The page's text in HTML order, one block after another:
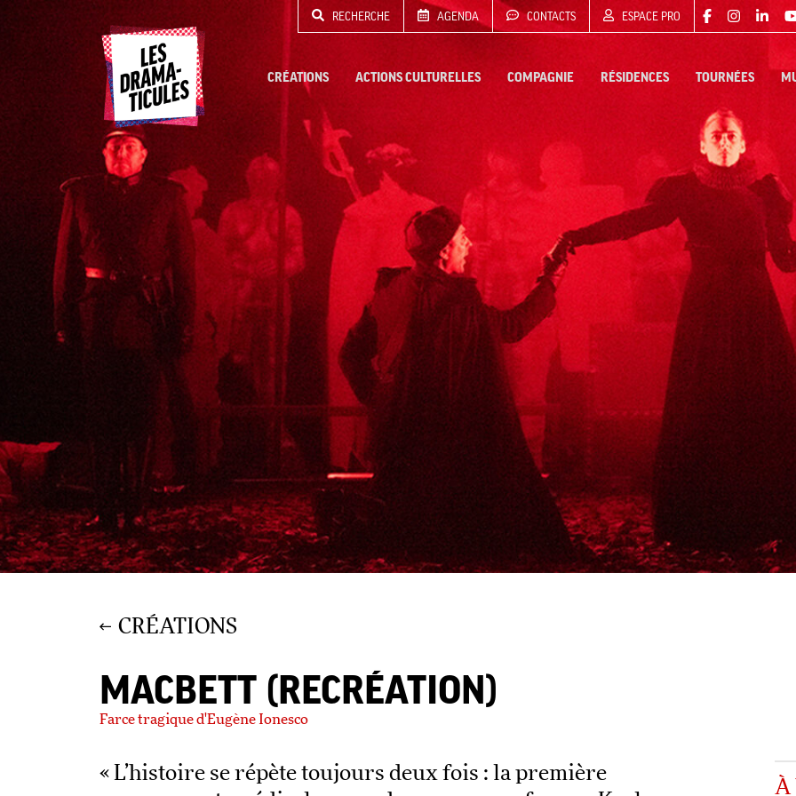
RECHERCHE AGENDA CONTACTS ESPACE PRO
CRÉATIONS ACTIONS CULTURELLES COMPAGNIE RÉSIDENCES TOURNÉES
CRÉATIONS
MACBETT (RECRÉATION)
Farce tragique d'Eugène Ionesco
« L’histoire se répète toujours deux fois : la première
À